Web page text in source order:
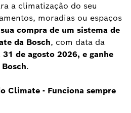
a climatização do seu
moradias ou espaços
compra de um sistema de
da Bosch, com data da
31 de agosto 2026, e ganhe
.
Climate - Funciona sempre